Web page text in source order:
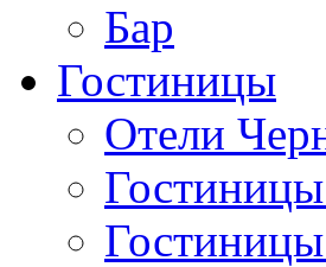
Бар
Гостиницы
Отели